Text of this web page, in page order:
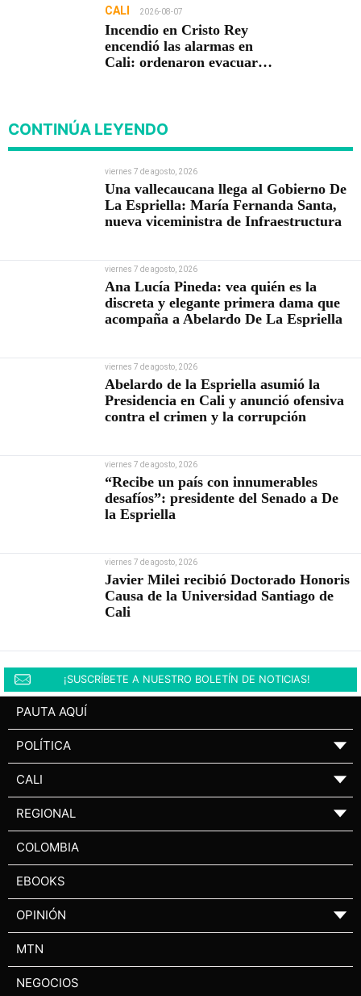
CALI 2026-08-07
Incendio en Cristo Rey
encendió las alarmas en
Cali: ordenaron evacuar
CONTINÚA LEYENDO
viernes 7 de agosto, 2026
Una vallecaucana llega al Gobierno De
La Espriella: María Fernanda Santa,
nueva viceministra de Infraestructura
viernes 7 de agosto, 2026
Ana Lucía Pineda: vea quién es la
discreta y elegante primera dama que
acompaña a Abelardo De La Espriella
viernes 7 de agosto, 2026
Abelardo de la Espriella asumió la
Presidencia en Cali y anunció ofensiva
contra el crimen y la corrupción
viernes 7 de agosto, 2026
“Recibe un país con innumerables
desafíos”: presidente del Senado a De
la Espriella
viernes 7 de agosto, 2026
Javier Milei recibió Doctorado Honoris
Causa de la Universidad Santiago de
Cali
¡SUSCRÍBETE A NUESTRO BOLETÍN DE NOTICIAS!
PAUTA AQUÍ
POLÍTICA ▼
CALI ▼
REGIONAL ▼
COLOMBIA
EBOOKS
OPINIÓN ▼
MTN
NEGOCIOS